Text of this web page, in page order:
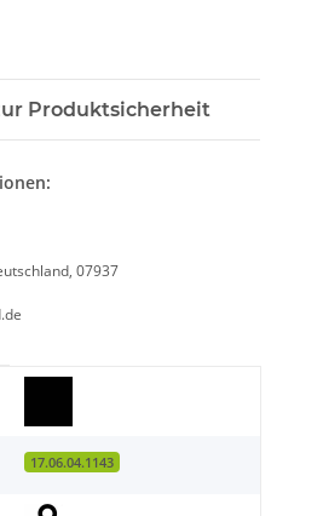
Produktsicherheit
07937
17.06.04.1143